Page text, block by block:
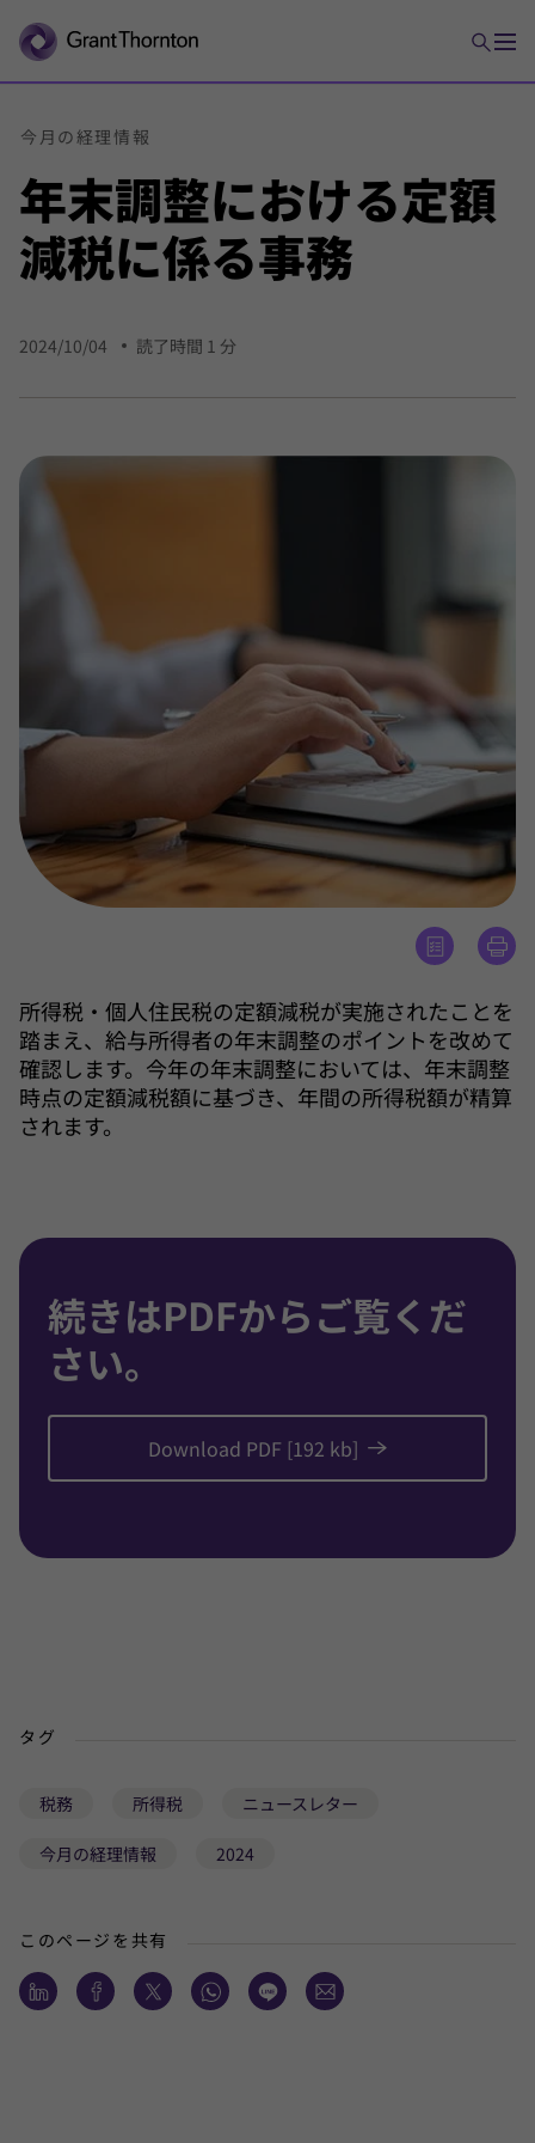
年末調整における定額
減税に係る事務
今月の経理 情報
2024/10/04 読了時間 1 分
所得税・個人住民税の定額減税が実施されたことを
踏まえ、給与所得者の年末調整のポイントを改めて
確認します。今年の年末調整においては、年末調整
時点の定額減税額に基づき、年間の所得税額が精算
されます。
続きはPDFからご覧くだ
さい。
Download PDF [192 kb]
タグ
税務 所得税 ニュースレター
今月の経理情報 2024
このページを共有